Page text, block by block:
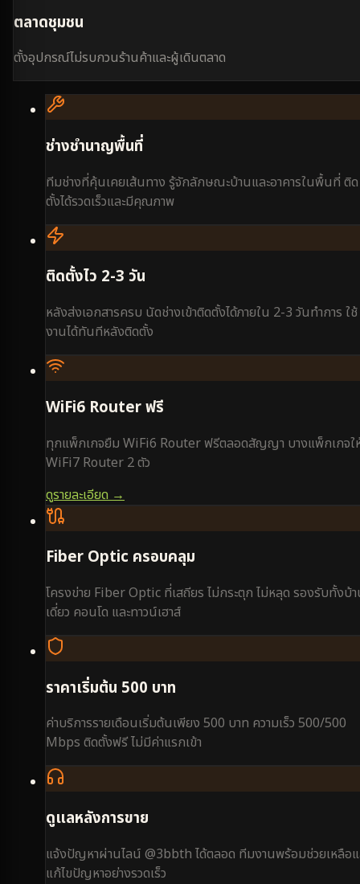
ตลาดชุมชน
ตั้งอุปกรณ์ไม่รบกวนร้านค้าและผู้เดินตลาด
ช่างชำนาญพื้นที่
ทีมช่างที่คุ้นเคยเส้นทาง รู้จักลักษณะบ้านและอาคารในพื้นที่ ติด
ตั้งได้รวดเร็วและมีคุณภาพ
ติดตั้งไว 2-3 วัน
หลังส่งเอกสารครบ นัดช่างเข้าติดตั้งได้ภายใน 2-3 วันทำการ ใช้
งานได้ทันทีหลังติดตั้ง
WiFi6 Router ฟรี
ทุกแพ็กเกจยืม WiFi6 Router ฟรีตลอดสัญญา บางแพ็กเกจใ
WiFi7 Router 2 ตัว
ดูรายละเอียด →
Fiber Optic ครอบคลุม
โครงข่าย Fiber Optic ที่เสถียร ไม่กระตุก ไม่หลุด รองรับทั้งบ้
เดี่ยว คอนโด และทาวน์เฮาส์
ราคาเริ่มต้น 500 บาท
ค่าบริการรายเดือนเริ่มต้นเพียง 500 บาท ความเร็ว 500/500
Mbps ติดตั้งฟรี ไม่มีค่าแรกเข้า
ดูแลหลังการขาย
แจ้งปัญหาผ่านไลน์ @3bbth ได้ตลอด ทีมงานพร้อมช่วยเหลือแ
แก้ไขปัญหาอย่างรวดเร็ว